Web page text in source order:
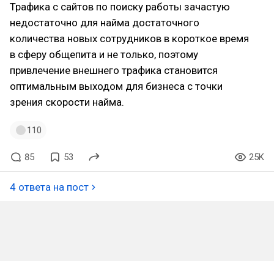
Трафика с сайтов по поиску работы зачастую
недостаточно для найма достаточного
количества новых сотрудников в короткое время
в сферу общепита и не только, поэтому
привлечение внешнего трафика становится
оптимальным выходом для бизнеса с точки
зрения скорости найма.
110
85 53 25K
4 ответа на пост